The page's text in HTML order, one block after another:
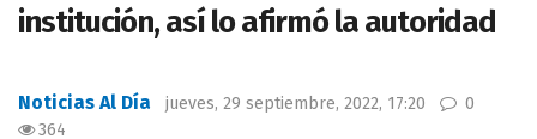
institución, así lo afirmó la autoridad
Noticias Al Día jueves, 29 septiembre, 2022, 17:20
0
364